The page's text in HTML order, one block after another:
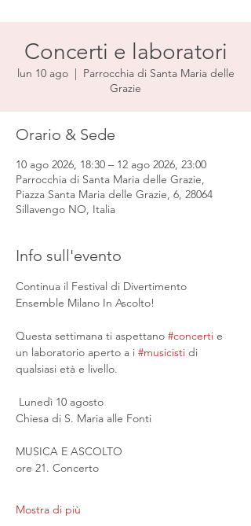
Concerti e laboratori
lun 10 ago
  |
Parrocchia di Santa Maria delle
Grazie
Orario & Sede
10 ago 2026, 18:30 – 12 ago 2026, 23:00
Parrocchia di Santa Maria delle Grazie,
Piazza Santa Maria delle Grazie, 6, 28064
Sillavengo NO, Italia
Info sull'evento
Continua il Festival di Divertimento
Ensemble Milano In Ascolto!
Questa settimana ti aspettano #concerti e
un laboratorio aperto a i #musicisti di
qualsiasi età e livello.
Lunedì 10 agosto
Chiesa di S. Maria alle Fonti
MUSICA E ASCOLTO
ore 21. Concerto
Mostra di più